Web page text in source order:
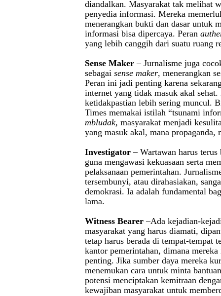
diandalkan. Masyarakat tak melihat
penyedia informasi. Mereka
menerangkan bukti dan dasar untuk
informasi bisa dipercaya. Peran
yang lebih canggih dari suatu ruang
Sense Maker– Jurnalisme juga
sebagai sense maker, menerangkan
Peran ini jadi penting karena
internet yang tidak masuk akal
ketidakpastian lebih sering muncul.
Times memakai istilah “tsunami
mbludak, masyarakat menjadi
yang masuk akal, mana propaganda,
Investigator– Wartawan harus
guna mengawasi kekuasaan serta
pelaksanaan pemerintahan.
tersembunyi, atau dirahasiakan,
demokrasi. Ia adalah fundamental
lama.
Witness Bearer–Ada kejadian-
masyarakat yang harus diamati,
tetap harus berada di tempat-tempat
kantor pemerintahan, dimana
penting. Jika sumber daya mereka
menemukan cara untuk minta
potensi menciptakan kemitraan
kewajiban masyarakat untuk